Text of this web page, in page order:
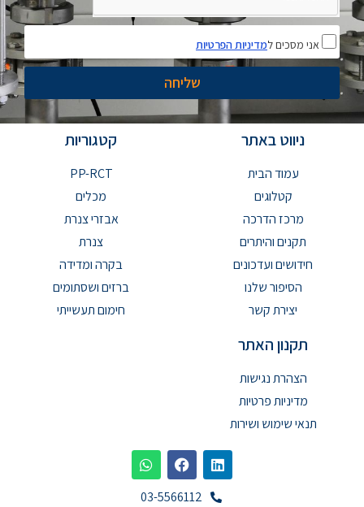
אני מסכים למדיניות הפרטיות
שליחה
ניווט באתר
עמוד הבית
קטלוגים
מרכז הדרכה
תקנים והיתרים
חידושים ועדכונים
הסיפור שלנו
יצירת קשר
קטגוריות
PP-RCT
מכלים
אבזרי צנרת
צנרת
בקרה ומדידה
ברזים ושסתומים
חימום תעשייתי
תקנון האתר
הצהרת נגישות
מדיניות פרטיות
תנאי שימוש ושירות
03-5566112